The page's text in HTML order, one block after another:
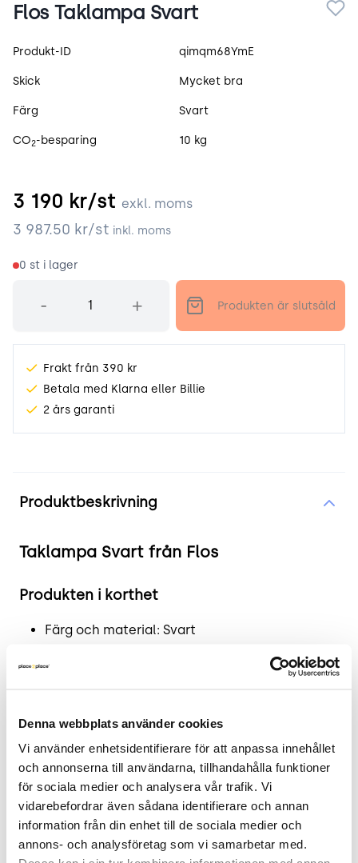
Denna webbplats använder cookies
Vi använder enhetsidentifierare för att anpassa innehållet
och annonserna till användarna, tillhandahålla funktioner
för sociala medier och analysera vår trafik. Vi
vidarebefordrar även sådana identifierare och annan
information från din enhet till de sociala medier och
annons- och analysföretag som vi samarbetar med.
Flos Taklampa Svart
Produktspecifikation
Produkt-ID qimqm68YmE
Skick Mycket bra
Färg Svart
CO2-besparing 10 kg
3 190 kr/st exkl. moms
3 987.50 kr/st inkl. moms
0 st i lager
- + Produkten är slutsåld
Frakt från 390 kr
Betala med Klarna eller Billie
2 års garanti
Produktbeskrivning
Taklampa Svart från Flos
Produkten i korthet
Färg och material: Svart
Skick: 4/5
Mer om Flos Taklampa
Utforska elegansen och funktionaliteten hos Flos
svarta taklampa - den ultimata kombinationen av
stil och ljus i din inredning! Med sitt distinkta
utseende och högkvalitativa design utstrålar
denna taklampa en modern och sofistikerad